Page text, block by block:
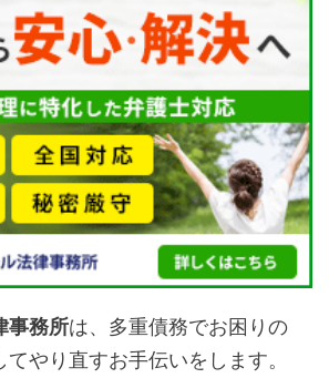
事務所は、多重債務でお困りの
てやり直すお手伝いをします。